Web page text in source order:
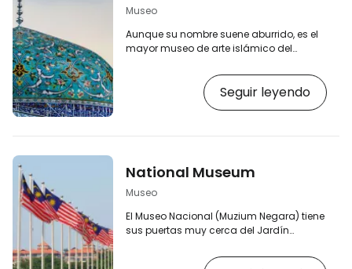
Museo
Aunque su nombre suene aburrido, es el
mayor museo de arte islámico del
la distancia a pie entre Masjid Negara y
los parques de la zona oeste (como el
hoteles en el centro de Kuala Lumpur"
https://www.booking.com…
Seguir leyendo
National Museum
Museo
El Museo Nacional (Muzium Negara) tiene
sus puertas muy cerca del Jardín
exposición en sí no le tienta, al menos